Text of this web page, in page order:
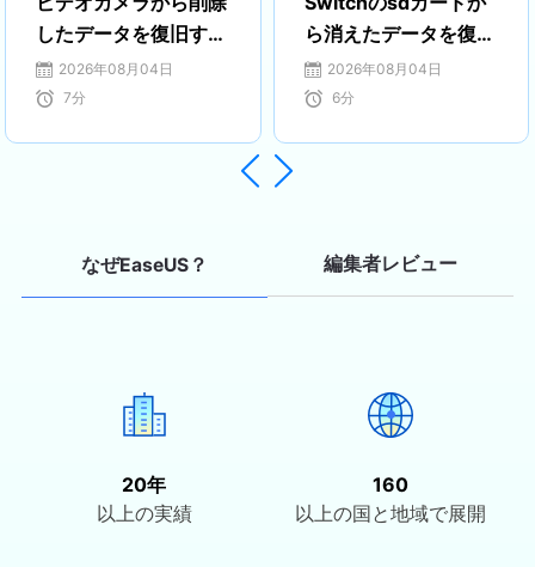
ーン技術の分野でエキスパートとして
活動しています。特に、日本語での技
術文書作成やユーザー向けサポートを
通じて、多くの方々の大切なデータを
守るお手伝いができることを誇りに思
したデータを復旧する
方法2026年08月04日
7分
ら消えたデータを復元
する方法
2026年08月04日
6分


なぜEaseUS？ 編集者レビュー
20年
以上の実績
160
以上の国と地域で展開